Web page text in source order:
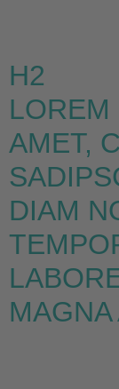
H2
AMET,
DIAM
MAGNA